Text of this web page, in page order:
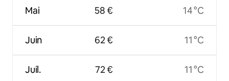
Mai
Juin
Juil.
58 €
62 €
72 €
14 °C
11 °C
11 °C